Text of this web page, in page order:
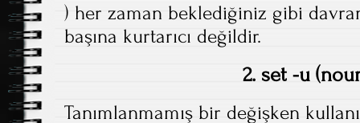
) her zaman beklediğiniz gibi
başına kurtarıcı değildir.
2. set -u
Tanımlanmamış bir değişken